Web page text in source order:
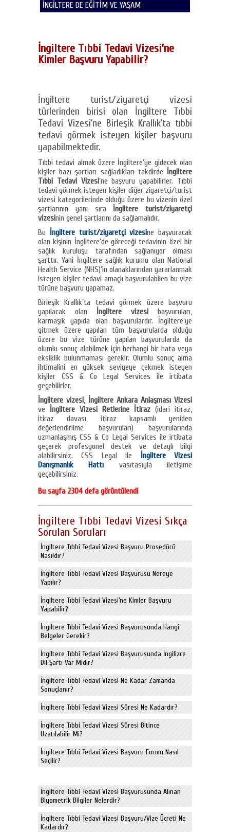
İNGİLTERE DE EĞİTİM VE YAŞAM
İngiltere Tıbbi Tedavi Vizesi’ne
Kimler Başvuru Yapabilir?
İngiltere turist/ziyaretçi vizesi
türlerinden birisi olan İngiltere Tıbbi
Tedavi Vizesi’ne Birleşik Krallık’ta tıbbi
tedavi görmek isteyen kişiler başvuru
yapabilmektedir.
Tıbbi tedavi almak üzere İngiltere’ye gidecek olan
kişiler bazı şartları sağladıkları takdirde İngiltere
Tıbbi Tedavi Vizesi’ne başvuru yapabilirler. Tıbbi
tedavi görmek isteyen kişiler diğer ziyaretçi/turist
vizesi kategorilerinde olduğu üzere bu vizenin özel
şartlarının yanı sıra İngiltere turist/ziyaretçi
vizesinin genel şartlarını da sağlamalıdır.
Bu İngiltere turist/ziyaretçi vizesine başvuracak
olan kişinin İngiltere’de göreceği tedavinin özel bir
sağlık kuruluşu tarafından sağlanıyor olması
şarttır. Yani İngiltere sağlık kurumu olan National
Health Service (NHS)’in olanaklarından yararlanmak
isteyen kişiler tedavi amaçlı başvurulabilen bu vize
türüne başvuru yapamaz.
Birleşik Krallık’ta tedavi görmek üzere başvuru
yapılacak olan İngiltere vizesi başvuruları,
karmaşık yapıda olan başvurulardır. İngiltere’ye
gitmek üzere yapılan tüm başvurularda olduğu
üzere bu vize türüne yapılan başvurularda da
olumlu sonuç alabilmek için herhangi bir hata veya
eksiklik bulunmaması gerekir. Olumlu sonuç alma
ihtimalini en yüksek seviyeye çekmek isteyen
kişiler CSS & Co Legal Services ile irtibata
geçebilirler.
İngiltere vizesi, İngiltere Ankara Anlaşması Vizesi
ve
İngiltere Vizesi Retlerine İtiraz (idari itiraz,
itiraz davası, itiraz kapsamlı yeniden
değerlendirilme başvuruları) başvurularında
uzmanlaşmış CSS & Co Legal Services ile irtibata
geçerek profesyonel destek ve detaylı bilgi
alabilirsiniz. CSS Legal ile İngiltere Vizesi
Danışmanlık Hattı vasıtasıyla iletişime
geçebilirsiniz.
Bu sayfa 2304 defa görüntülendi
İngiltere Tıbbi Tedavi Vizesi Sıkça
Sorulan Soruları
İngiltere Tıbbi Tedavi Vizesi Başvuru Prosedürü
Nasıldır?
İngiltere Tıbbi Tedavi Vizesi Başvurusu Nereye
Yapılır?
İngiltere Tıbbi Tedavi Vizesi’ne Kimler Başvuru
Yapabilir?
İngiltere Tıbbi Tedavi Vizesi Başvurusunda Hangi
Belgeler Gerekir?
İngiltere Tıbbi Tedavi Vizesi Başvurusunda İngilizce
Dil Şartı Var Mıdır?
İngiltere Tıbbi Tedavi Vizesi Ne Kadar Zamanda
Sonuçlanır?
İngiltere Tıbbi Tedavi Vizesi Süresi Ne Kadardır?
İngiltere Tıbbi Tedavi Vizesi Süresi Bitince
Uzatılabilir Mi?
İngiltere Tıbbi Tedavi Vizesi Başvuru Formu Nasıl
Seçilir?
İngiltere Tıbbi Tedavi Vizesi Başvurusunda Alınan
Biyometrik Bilgiler Nelerdir?
İngiltere Tıbbi Tedavi Vizesi Başvuru/Vize Ücreti Ne
Kadardır?